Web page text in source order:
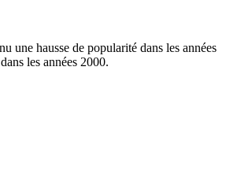
une hausse de popularité dans les années
les années 2000.